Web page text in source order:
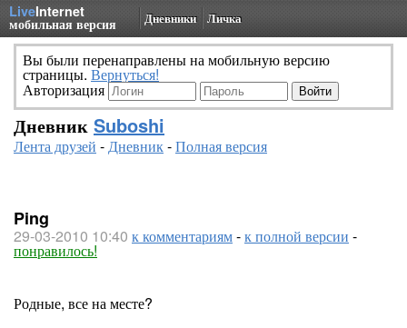
LiveInternet
мобильная версия Дневники Личка
Вы были перенаправлены на мобильную версию
страницы. Вернуться!
Авторизация
Дневник Suboshi
Лента друзей -Дневник-Полная версия
Ping
29-03-2010 10:40 к комментариям-к полной версии -
понравилось!
Родные, все на месте?